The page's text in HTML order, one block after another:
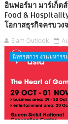
อินฟอร์มา มาร์เก็ต
Food &
โอกาสธุรกิจครบวง
Siam Outlook
นิทรรศการ งานมหกรร